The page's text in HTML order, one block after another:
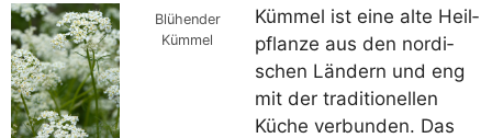
Blü­hen­der
Kümmel
Küm­mel ist eine alte Heil­
pflan­ze aus den nor­di­
schen Län­dern und eng
mit der tra­di­tio­nel­len
Küche ver­bun­den. Das